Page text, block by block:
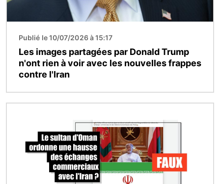
Publié le 10/07/2026 à 15:17
Les images partagées par Donald Trump
n'ont rien à voir avec les nouvelles frappes
contre l'Iran